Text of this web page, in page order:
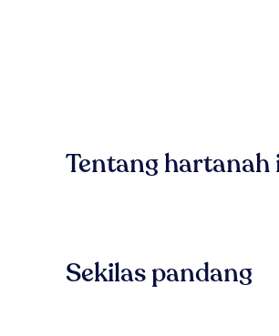
Tentang hartanah
Sekilas pandang